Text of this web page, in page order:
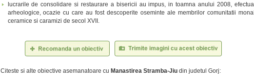
lucrarile de consolidare si restaurare a bisericii au impus, in toamna anului 2008,
arheologice, ocazie cu care au fost descoperite oseminte ale membrilor comunitatii
ceramice si caramizi de secol XVII.
Citeste si alte obiective asemanatoare cu Manastirea Stramba-Jiudin judetul Gorj: